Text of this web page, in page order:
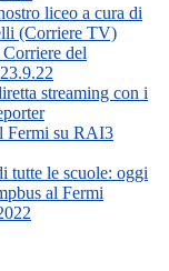
liceo a cura di
(Corriere TV)
del
streaming con i
Fermi su RAI3
tutte le scuole: oggi
al Fermi